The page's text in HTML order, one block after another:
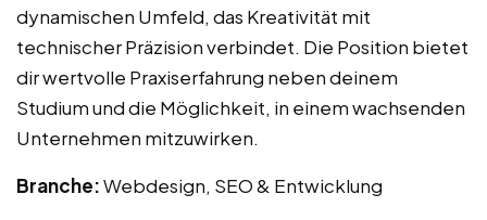
dynamischen Umfeld, das Kreativität mit
technischer Präzision verbindet. Die Position bietet
dir wertvolle Praxiserfahrung neben deinem
Studium und die Möglichkeit, in einem wachsenden
Unternehmen mitzuwirken.
Branche:Webdesign, SEO & Entwicklung